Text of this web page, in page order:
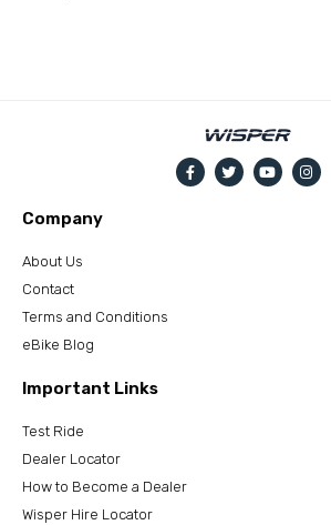
Company
About Us
Contact
Terms and Conditions
eBike Blog
Important Links
Test Ride
Dealer Locator
How to Become a Dealer
Wisper Hire Locator